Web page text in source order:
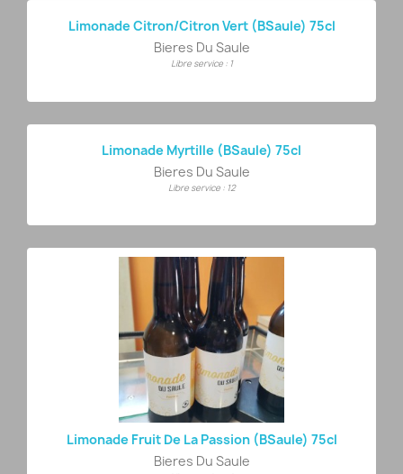
Limonade Citron/citron Vert (BSaule) 75cl
Bieres Du Saule
Libre service : 1
Limonade Myrtille (BSaule) 75cl
Bieres Du Saule
Libre service : 12
Limonade Fruit De La Passion (BSaule) 75cl
Bieres Du Saule